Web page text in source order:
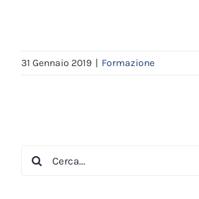
31 Gennaio 2019 | Formazione
Cerca